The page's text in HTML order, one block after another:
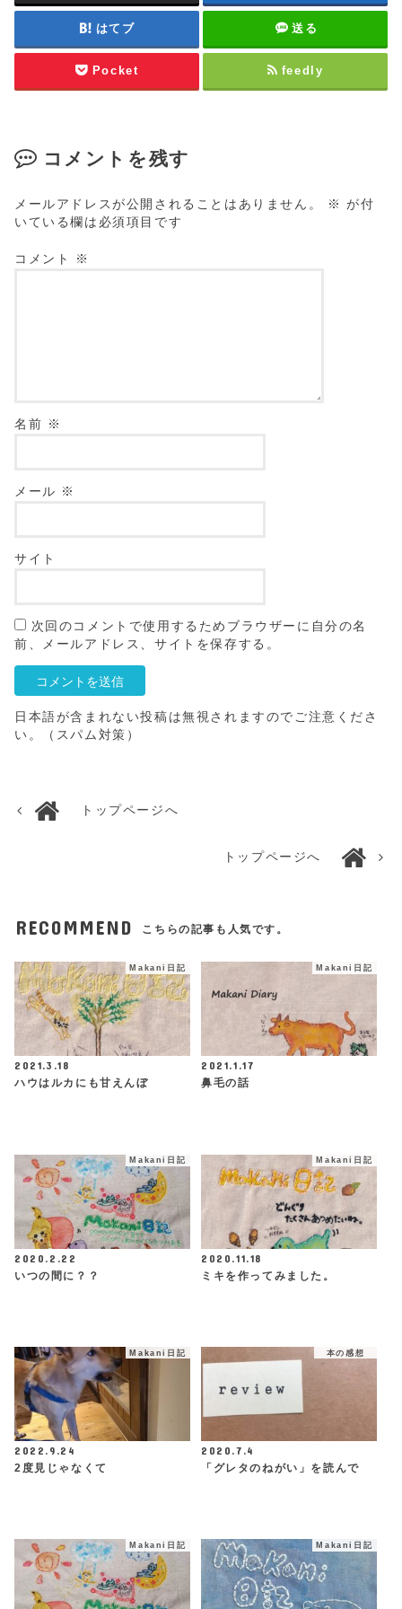
はてブ 送る
Pocket feedly
コメントを残す
メールアドレスが公開されることはありません。 ※ が付
いている欄は必須項目です
コメント ※
名前 ※
メール ※
サイト
次回のコメントで使用するためブラウザーに自分の名
前、メールアドレス、サイトを保存する。
日本語が含まれない投稿は無視されますのでご注意くださ
い。（スパム対策）
トップページへ
トップページへ
RECOMMEND こちらの記事も人気です。
Makani日記
2021.3.18
ハウはルカにも甘えんぼ
Makani日記
2021.1.17
鼻毛の話
Makani日記
2020.2.22
いつの間に？？
Makani日記
2020.11.18
ミキを作ってみました。
Makani日記
2022.9.24
2度見じゃなくて
本の感想
2020.7.4
「グレタのねがい」を読んで
Makani日記 Makani日記